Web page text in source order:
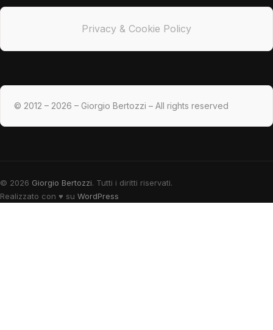
Privacy & Cookie Policy
© 2012 – 2026 – Giorgio Bertozzi – All rights reserved
© 2026 Giorgio Bertozzi. Tutti i diritti riservati.
Realizzato con ♥ su WordPress